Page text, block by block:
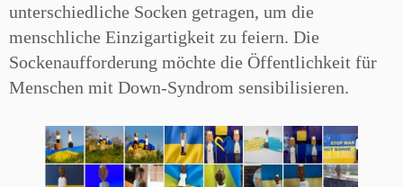
unterschiedliche Socken getragen, um die
menschliche Einzigartigkeit zu feiern. Die
Sockenaufforderung möchte die Öffentlichkeit für
Menschen mit Down-Syndrom sensibilisieren.